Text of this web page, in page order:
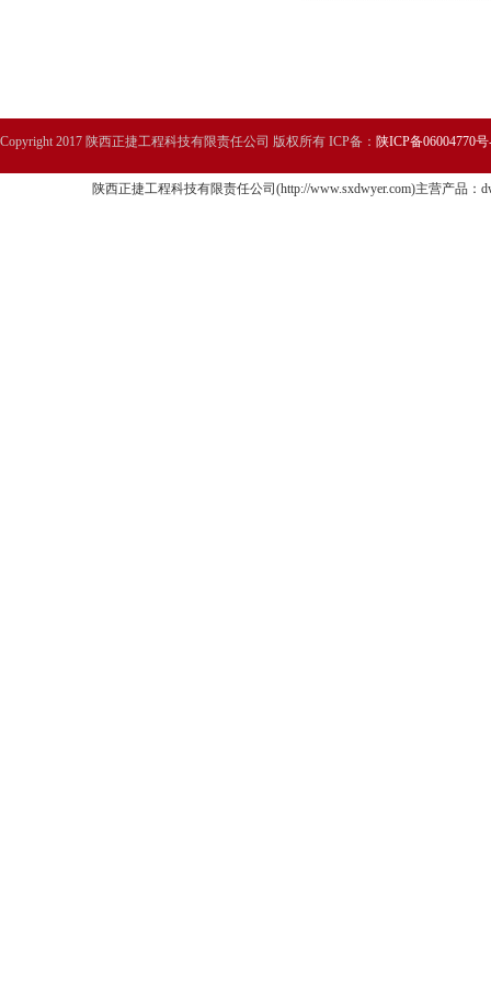
Copyright 2017 陕西正捷工程科技有限责任公司 版权所有 ICP备： 陕ICP备06004770
陕西正捷工程科技有限责任公司(http://www.sxdwyer.com)主营产品